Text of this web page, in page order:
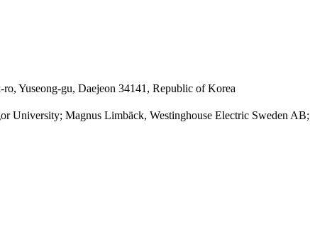
Yuseong-gu, Daejeon 34141, Republic of Korea
University; Magnus Limbäck, Westinghouse Electric Sweden